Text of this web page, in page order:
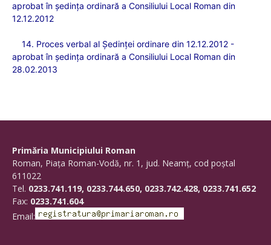
aprobatîn ședința ordinară a Consiliului Local Roman din
12.12.2012
14. Proces verbal al Ședinței ordinare din 12.12.2012 -
aprobat în şedinţa ordinară a Consiliului Local Roman din
28.02.2013
Primăria Municipiului Roman
Roman, Piaţa Roman-Vodă, nr. 1, jud. Neamţ, cod poştal
611022
Tel. 0233.741.119, 0233.744.650, 0233.742.428, 0233.741.652
Fax: 0233.741.604
Email: